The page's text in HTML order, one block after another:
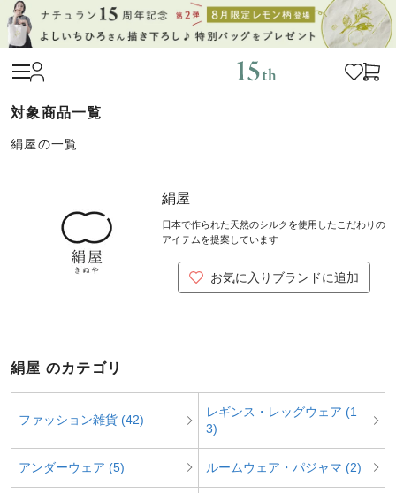
絹屋の一覧
絹屋
日本で作られた天然のシルクを使用したこだわりの
アイテムを提案しています
お気に入りブランドに追加
絹屋 のカテゴリ
ファッション雑貨 (42)
レギンス・レッグウェア (1
3)
アンダーウェア (5) ルームウェア・パジャマ (2)